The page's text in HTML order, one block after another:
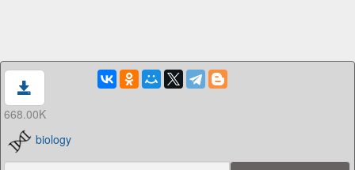
668.00K
biology